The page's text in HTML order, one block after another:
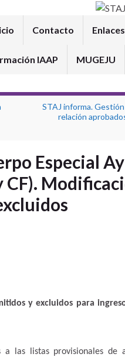
Contacto Enlaces
IAAP MUGEJU
STAJ informa.
relación
Especial
y excluidos para
a las listas provisionales de